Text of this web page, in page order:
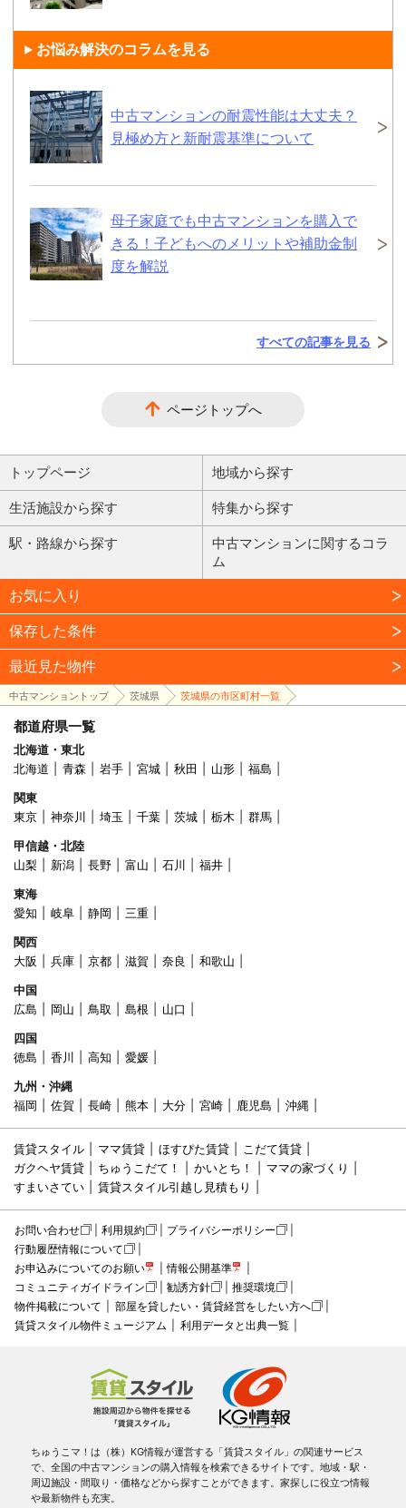
お悩み解決のコラムを見る
中古マンションの耐震性能は大丈夫？
見極め方と新耐震基準について
母子家庭でも中古マンションを購入で
きる！子どもへのメリットや補助金制
度を解説
すべての記事を見る
ページトップへ
トップページ 地域から探す
生活施設から探す 特集から探す
駅・路線から探す
中古マンションに関するコラ
ム
お気に入り
保存した条件
最近見た物件
中古マンショントップ 茨城県 茨城県の市区町村一覧
都道府県一覧
北海道・東北
北海道
青森 岩手 宮城 秋田 山形
福島
関東
東京
神奈川 埼玉 千葉 茨城 栃木
群馬
甲信越・北陸
山梨
新潟 長野 富山 石川
福井
東海
愛知
岐阜 静岡
三重
関西
大阪
兵庫 京都 滋賀 奈良
和歌山
中国
広島
岡山 鳥取 島根
山口
四国
徳島
香川 高知
愛媛
九州・沖縄
福岡
佐賀 長崎 熊本 大分 宮崎 鹿児島 沖縄
賃貸スタイル ママ賃貸 ほすぴた賃貸
こだて賃貸
ガクヘヤ賃貸
ちゅうこだて！ かいとち！
ママの家づくり
すまいさてい
賃貸スタイル引越し見積もり
お問い合わせ 利用規約
プライバシーポリシー
行動履歴情報について
お申込みについてのお願い
情報公開基準
コミュニティガイドライン
勧誘方針
推奨環境
物件掲載について
部屋を貸したい・賃貸経営をしたい方へ
賃貸スタイル物件ミュージアム
利用データと出典一覧
ちゅうこマ！は（株）KG情報が運営する「賃貸スタイル」の関連サービス
で、全国の中古マンションの購入情報を検索できるサイトです。地域・駅・
周辺施設・間取り・価格などから探すことができます。家探しに役立つ情報
や最新物件も充実。